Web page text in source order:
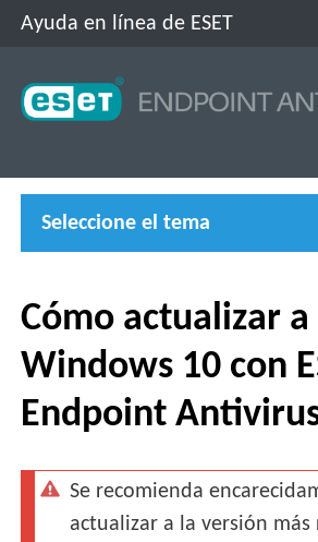
Ayuda en línea de ESET
Seleccione el tema
Cómo actualizar a
Windows 10 con
Endpoint
Se recomienda
actualizar a la versión más